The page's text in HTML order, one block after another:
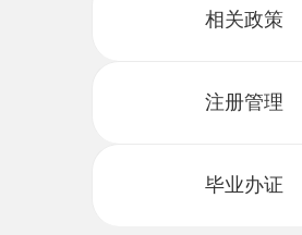
相关政策
注册管理
毕业办证